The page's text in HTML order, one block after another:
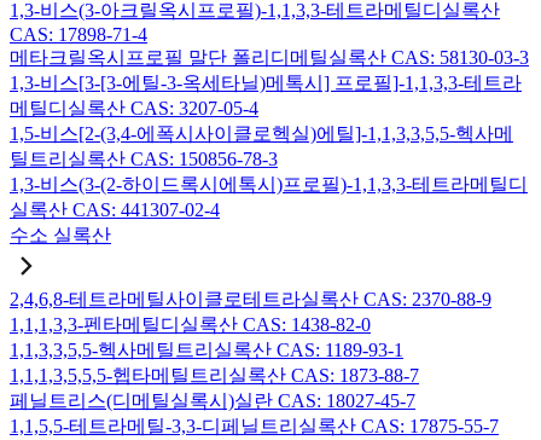
1,3-비스(3-아크릴옥시프로필)-1,1,3,3-테트라메틸디실록산
CAS: 17898-71-4
메타크릴옥시프로필 말단 폴리디메틸실록산 CAS: 58130-03-3
1,3-비스[3-[3-에틸-3-옥세타닐)메톡시] 프로필]-1,1,3,3-테트라
메틸디실록산 CAS: 3207-05-4
1,5-비스[2-(3,4-에폭시사이클로헥실)에틸]-1,1,3,3,5,5-헥사메
틸트리실록산 CAS: 150856-78-3
1,3-비스(3-(2-하이드록시에톡시)프로필)-1,1,3,3-테트라메틸디
실록산 CAS: 441307-02-4
수소 실록산
2,4,6,8-테트라메틸사이클로테트라실록산 CAS: 2370-88-9
1,1,1,3,3-펜타메틸디실록산 CAS: 1438-82-0
1,1,3,3,5,5-헥사메틸트리실록산 CAS: 1189-93-1
1,1,1,3,5,5,5-헵타메틸트리실록산 CAS: 1873-88-7
페닐트리스(디메틸실록시)실란 CAS: 18027-45-7
1,1,5,5-테트라메틸-3,3-디페닐트리실록산 CAS: 17875-55-7